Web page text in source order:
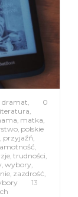
0
dramat,
,
, matka,
, polskie
, przyjaźń,
,
, trudności,
, wybory,
, zazdrość,
13